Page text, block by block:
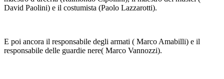
David Paolini) e il costumista (Paolo Lazzarotti).
E poi ancora il responsabile degli armati ( Marco Amabilli) e il
responsabile delle guardie nere( Marco Vannozzi).